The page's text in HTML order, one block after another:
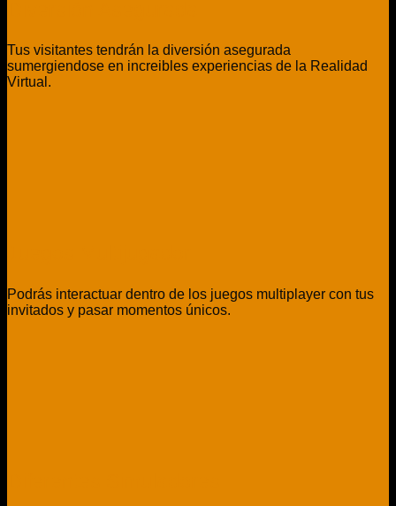
Tus visitantes tendrán la diversión asegurada
sumergiendose en increibles experiencias de la Realidad
Virtual.
Podrás interactuar dentro de los juegos multiplayer con tus
invitados y pasar momentos únicos.